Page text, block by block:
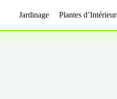
Jardinage Plantes d’Intérieur